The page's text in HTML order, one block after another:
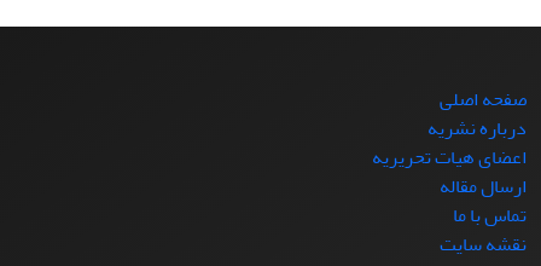
صفحه اصلی
درباره نشریه
اعضای هیات تحریریه
ارسال مقاله
تماس با ما
نقشه سایت